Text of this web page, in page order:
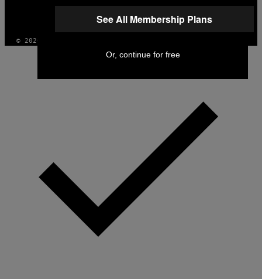
MEDIA
INSTAGRAM
TIKTOK
YOUTUBE
© 2026 VICE DIGITAL PUBLISHING, LLC
See All Membership Plans
Or, continue for free